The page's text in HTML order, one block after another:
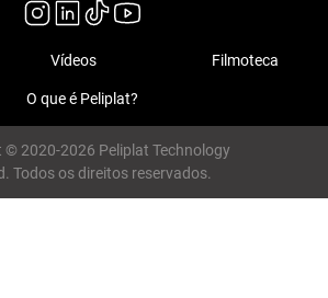
Vídeos Filmoteca
O que é Peliplat?
© 2020-2026 Peliplat Technology
Todos os direitos reservados.